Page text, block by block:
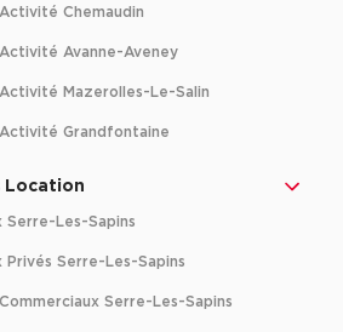
Chemaudin
Avanne-Aveney
Mazerolles-Le-Salin
Grandfontaine
Location
Serre-Les-Sapins
Privés Serre-Les-Sapins
Serre-Les-Sapins